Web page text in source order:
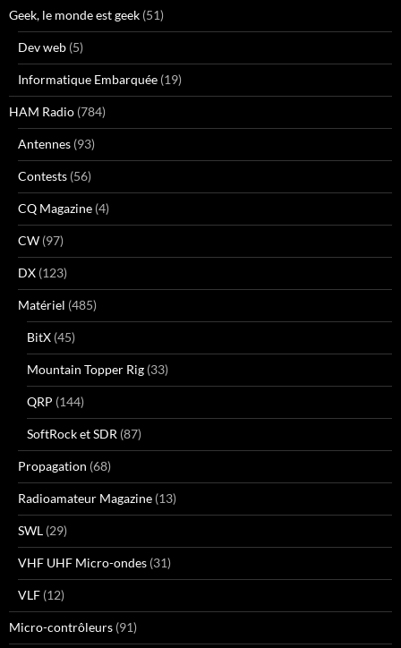
Geek, le monde est geek (51)
Dev web (5)
Informatique Embarquée (19)
HAM Radio (784)
Antennes (93)
Contests (56)
CQ Magazine (4)
CW (97)
DX (123)
Matériel (485)
BitX (45)
Mountain Topper Rig (33)
QRP (144)
SoftRock et SDR (87)
Propagation (68)
Radioamateur Magazine (13)
SWL (29)
VHF UHF Micro-ondes (31)
VLF (12)
Micro-contrôleurs (91)